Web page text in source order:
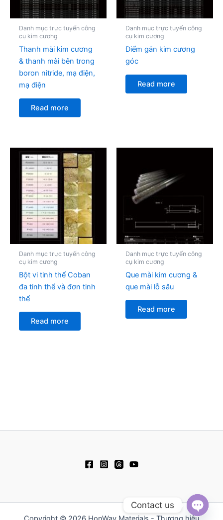
Danh mục trực tuyến công
cụ kim cương
Thanh mài kim cương
& thanh mài bên trong
boron nitride, mạ điện,
mạ điện
Read more
Danh mục trực tuyến công
cụ kim cương
Điểm gắn kim cương
góc
Read more
Danh mục trực tuyến công
cụ kim cương
Bột vi tinh thể Coban
đa tinh thể và đơn tinh
thể
Read more
Danh mục trực tuyến công
cụ kim cương
Que mài kim cương &
que mài lỗ sâu
Read more
Contact us